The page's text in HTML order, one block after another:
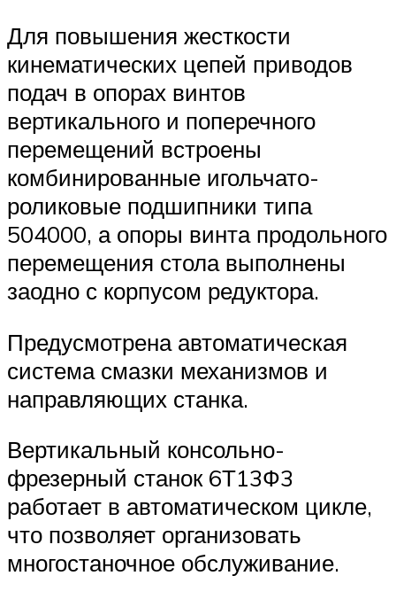
Для повышения жесткости
кинематических цепей приводов
подач в опорах винтов
вертикального и поперечного
перемещений встроены
комбинированные игольчато-
роликовые подшипники типа
504000, а опоры винта продольного
перемещения стола выполнены
заодно с корпусом редуктора.
Предусмотрена автоматическая
система смазки механизмов и
направляющих станка.
Вертикальный консольно-
фрезерный станок 6Т13Ф3
работает в автоматическом цикле,
что позволяет организовать
многостаночное обслуживание.